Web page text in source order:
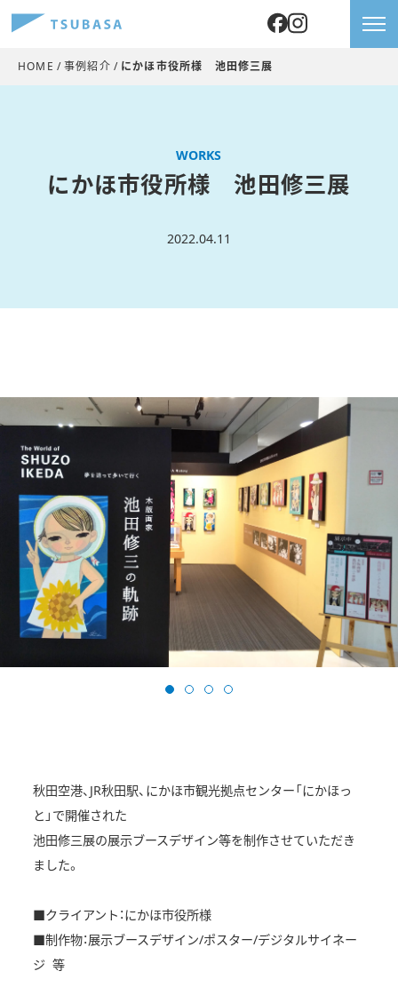
HOME 事例紹介 にかほ市役所様 池田修三展
にかほ市役所様 池田修三展
WORKS
2022.04.11
秋田空港、JR秋田駅、にかほ市観光拠点センター「にかほっ
と」で開催された
池田修三展の展示ブースデザイン等を制作させていただき
ました。
■クライアント：にかほ市役所様
■制作物：展示ブースデザイン/ポスター/デジタルサイネー
ジ 等